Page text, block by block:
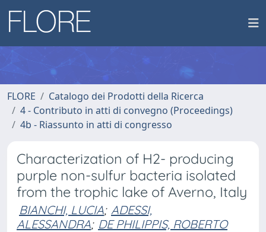
FLORE
Catalogo dei Prodotti della Ricerca
4 - Contributo in atti di convegno (Proceedings)
4b - Riassunto in atti di congresso
Characterization of H2- producing
purple non-sulfur bacteria isolated
from the trophic lake of Averno, Italy
BIANCHI, LUCIA; ADESSI,
ALESSANDRA; DE PHILIPPIS, ROBERTO